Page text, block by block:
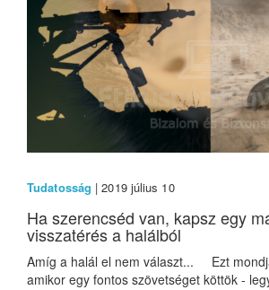
Tudatosság | 2019 július 10
Ha szerencséd van, kapsz egy
visszatérés a halálból
Amíg a halál el nem választ... Ezt
amikor egy fontos szövetséget köttök -